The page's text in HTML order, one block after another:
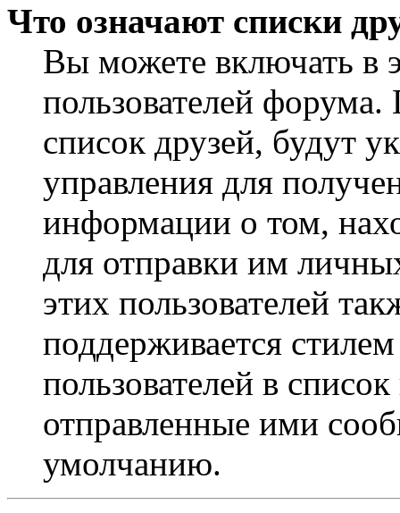
Что означают списки
Вы можете включать в
пользователей форума.
список друзей, будут
управления для
информации о том,
для отправки им
этих пользователей
поддерживается
пользователей в
отправленные ими
умолчанию.